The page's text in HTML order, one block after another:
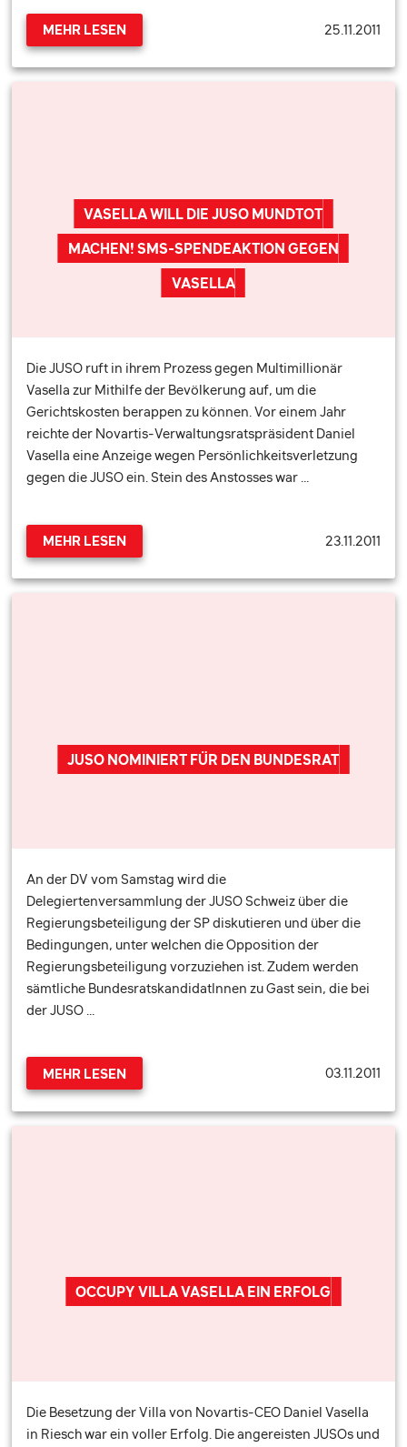
MEHR LESEN 25.11.2011
VASELLA WILL DIE JUSO MUNDTOT
MACHEN! SMS-SPENDEAKTION GEGEN
VASELLA
Die JUSO ruft in ihrem Prozess gegen Multimillionär
Vasella zur Mithilfe der Bevölkerung auf, um die
Gerichtskosten berappen zu können. Vor einem Jahr
reichte der Novartis-Verwaltungsratspräsident Daniel
Vasella eine Anzeige wegen Persönlichkeitsverletzung
gegen die JUSO ein. Stein des Anstosses war …
MEHR LESEN 23.11.2011
JUSO NOMINIERT FÜR DEN BUNDESRAT
An der DV vom Samstag wird die
Delegiertenversammlung der JUSO Schweiz über die
Regierungsbeteiligung der SP diskutieren und über die
Bedingungen, unter welchen die Opposition der
Regierungsbeteiligung vorzuziehen ist. Zudem werden
sämtliche BundesratskandidatInnen zu Gast sein, die bei
der JUSO …
MEHR LESEN 03.11.2011
OCCUPY VILLA VASELLA EIN ERFOLG
Die Besetzung der Villa von Novartis-CEO Daniel Vasella
in Riesch war ein voller Erfolg. Die angereisten JUSOs und